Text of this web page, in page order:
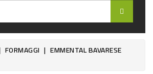
FORMAGGI EMMENTAL BAVARESE